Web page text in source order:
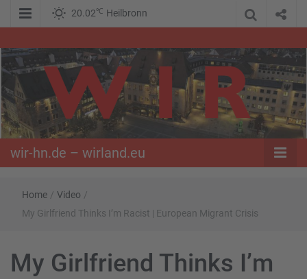
20.02℃ Heilbronn
wir-hn.de –
wirland.eu
wir-hn.de – wirland.eu
Home / Video /
My Girlfriend Thinks I’m Racist | European Migrant Crisis
My Girlfriend Thinks I’m